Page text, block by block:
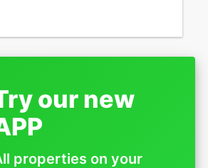
our new
properties on your